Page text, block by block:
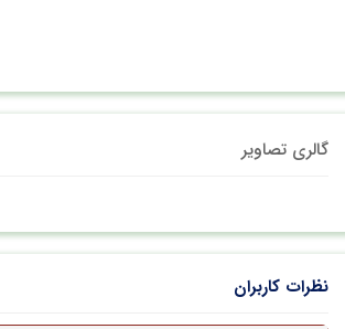
گالری تصاویر
نظرات کاربران